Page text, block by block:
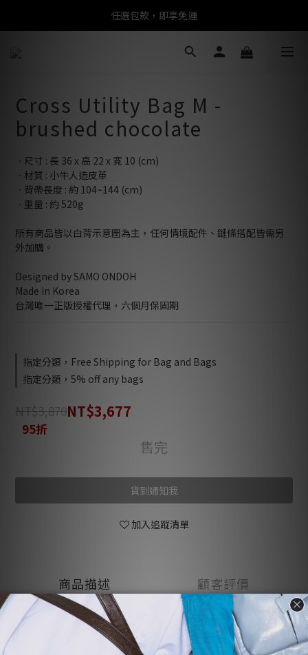
任選包款，即享免運
任選包款，即享免運
限時搶購！指定包款，單件$1200
Cross Utility Bag M -
brushed chocolate
ㆍ尺寸 : 長 36 x 高 22 x 寬 10 (cm)
ㆍ材質 : 小牛人造皮革
ㆍ背帶長度 : 約 104~144 (cm)
ㆍ重量 : 約 520g
所有商品皆以白背示意圖為主，任何情境配件、鏈條搭配皆需另
外加購。
Designed by SAMO ONDOH
Made in Korea
台灣唯一正版授權代理，六個月保固期
指定分類，Free Shipping for Bag and Bags
指定分類，5% off any bags
NT$3,870NT$3,677
95折
售完
貨到通知我
加入追蹤清單
商品描述 顧客評價